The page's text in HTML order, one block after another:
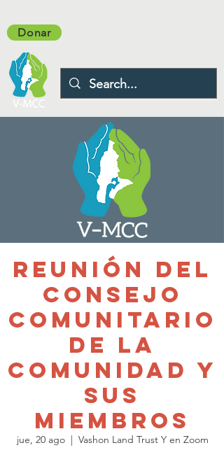
Donar
Reunión del
Consejo
Comunitario
de la
Comunidad y
sus
Miembros
jue, 20 ago
  |
Vashon Land Trust Y en Zoom